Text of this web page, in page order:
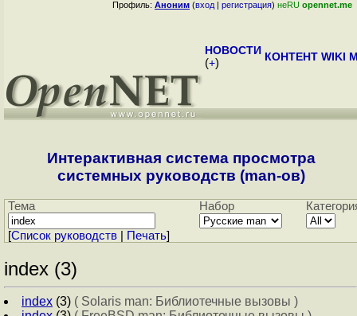
Профиль: Аноним (вход | регистрация) неRU opennet.me
НОВОСТИ
(+) КОНТЕНТ WIKI
Интерактивная система просмотра
системных руководств (man-ов)
Тема Набор
[Cписок руководств Печать]
index (3)
index (3) ( Solaris man: Библиотечные вызовы )